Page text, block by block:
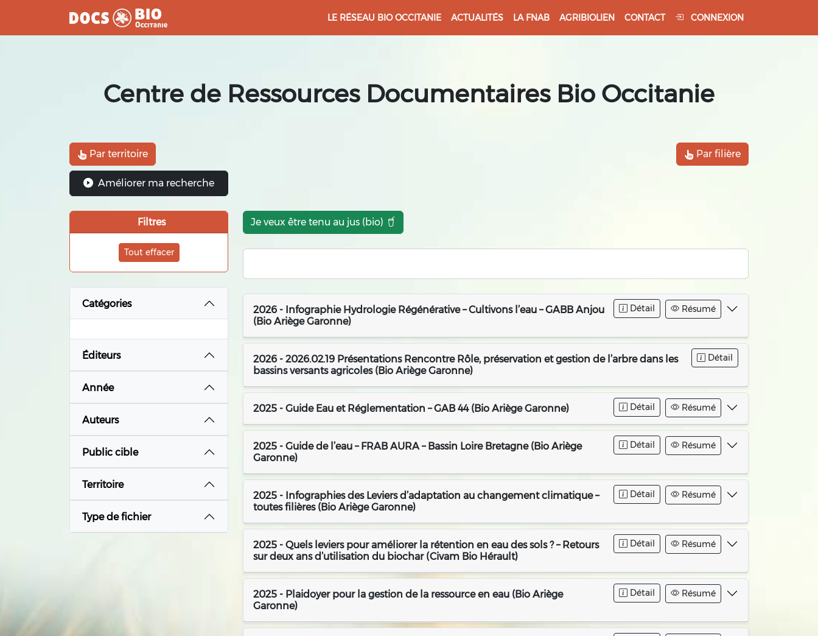
LE RÉSEAU BIO OCCITANIE ACTUALITÉS LA FNAB AGRIBIOLIEN CONTACT CONNEXION
Centre de Ressources Documentaires Bio Occitanie
Par territoire Par filière
Améliorer ma recherche
Filtres
Tout effacer
Catégories
Éditeurs
Année
Auteurs
Public cible
Territoire
Type de fichier
Je veux être tenu au jus (bio)
Détail Résumé
2026 - Infographie Hydrologie Régénérative – Cultivons l’eau – GABB Anjou
(Bio Ariège Garonne)
Détail
2026 - 2026.02.19 Présentations Rencontre Rôle, préservation et gestion de l’arbre dans les
bassins versants agricoles (Bio Ariège Garonne)
Détail Résumé
2025 - Guide Eau et Réglementation – GAB 44 (Bio Ariège Garonne)
Détail Résumé
2025 - Guide de l’eau – FRAB AURA – Bassin Loire Bretagne (Bio Ariège
Garonne)
Détail Résumé
2025 - Infographies des Leviers d’adaptation au changement climatique –
toutes filières (Bio Ariège Garonne)
Détail Résumé
2025 - Quels leviers pour améliorer la rétention en eau des sols ? – Retours
sur deux ans d’utilisation du biochar (Civam Bio Hérault)
Détail Résumé
2025 - Plaidoyer pour la gestion de la ressource en eau (Bio Ariège
Garonne)